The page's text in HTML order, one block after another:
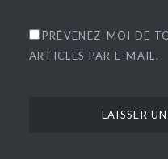
PRÉVENEZ-MOI DE
ARTICLES PAR E-MAIL.